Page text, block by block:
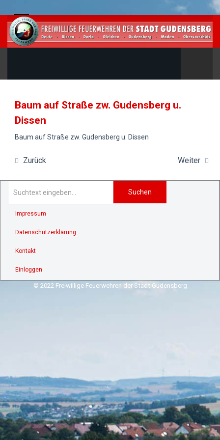
Baum auf Straße zw. Gudensberg u.
Dissen
Baum auf Straße zw. Gudensberg u. Dissen
Zurück Weiter
Suchen
Impressum
Datenschutzerklärung
Kontakt
Einloggen
© 2022 Freiwillige Feuerwehren der Stadt Gudensberg